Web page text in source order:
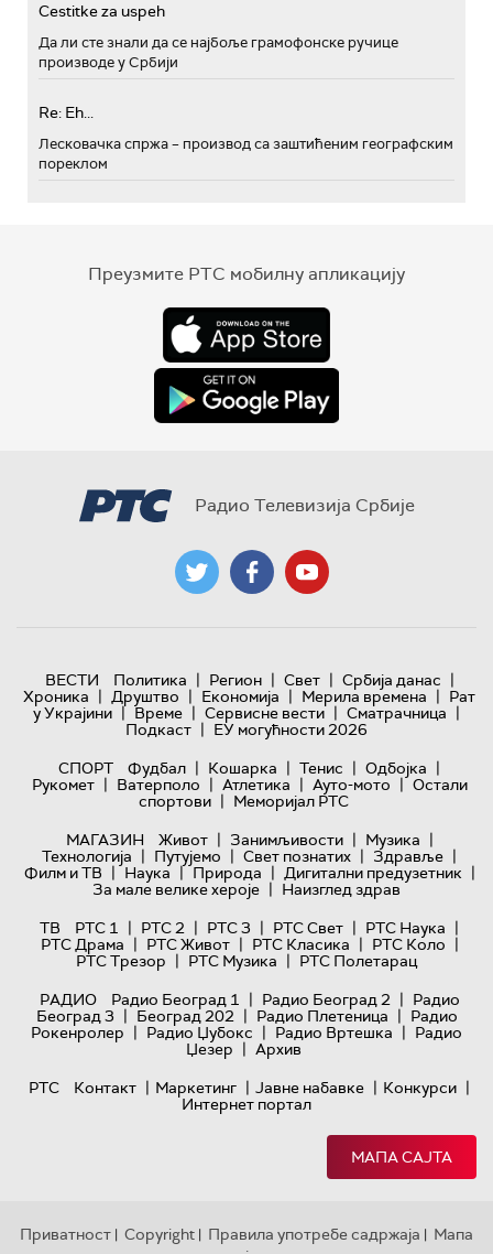
Cestitke za uspeh
Да ли сте знали да се најбоље грамофонске ручице
производе у Србији
Re: Eh...
Лесковачка спржа – производ са заштићеним географским
пореклом
Преузмите РТС мобилну апликацију
Радио Телевизија Србије
ВЕСТИ Политика | Регион | Свет | Србија данас |
Хроника | Друштво | Економија | Мерила времена | Рат
у Украјини | Време | Сервисне вести | Сматрачница |
Подкаст | ЕУ могућности 2026
СПОРТ
Фудбал | Кошарка | Тенис | Одбојка |
Рукомет | Ватерполо | Атлетика | Ауто-мото | Остали
спортови | Меморијал РТС
МАГАЗИН
Живот | Занимљивости | Музика |
Технологијa | Путујемо | Свет познатих | Здравље |
Филм и ТВ | Наука | Природа | Дигитални предузетник |
За мале велике хероје | Наизглед здрав
ТВ
РТС 1 | РТС 2 | РТС 3 | РТС Свет | РТС Наука |
РТС Драма | РТС Живот | РТС Класика | РТС Коло |
РТС Трезор | РТС Музика | РТС Полетарац
РАДИО
Радио Београд 1 | Радио Београд 2 | Радио
Београд 3 | Београд 202 | Радио Плетеница | Радио
Рокенролер | Радио Џубокс | Радио Вртешка | Радио
Џезер | Архив
РТС
Контакт | Маркетинг | Јавне набавке | Конкурси |
Интернет портал
МАПА САЈТА
Приватност | Copyright | Правила употребе садржаја | Мапа